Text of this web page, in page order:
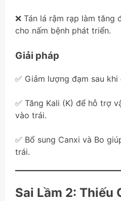
❌ Tán lá rậm rạp làm tăng
cho nấm bệnh phát triển.
Giải pháp
✅ Giảm lượng đạm sau khi
✅ Tăng Kali (K) để hỗ trợ
vào trái.
✅ Bổ sung Canxi và Bo
trái.
Sai Lầm 2: Thiếu